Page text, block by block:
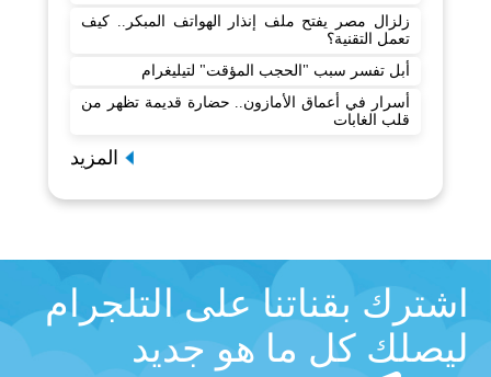
زلزال مصر يفتح ملف إنذار الهواتف المبكر.. كيف
تعمل التقنية؟
أبل تفسر سبب "الحجب المؤقت" لتيليغرام
أسرار في أعماق الأمازون.. حضارة قديمة تظهر من
قلب الغابات
المزيد
اشترك بقناتنا على التلجرام
ليصلك كل ما هو جديد